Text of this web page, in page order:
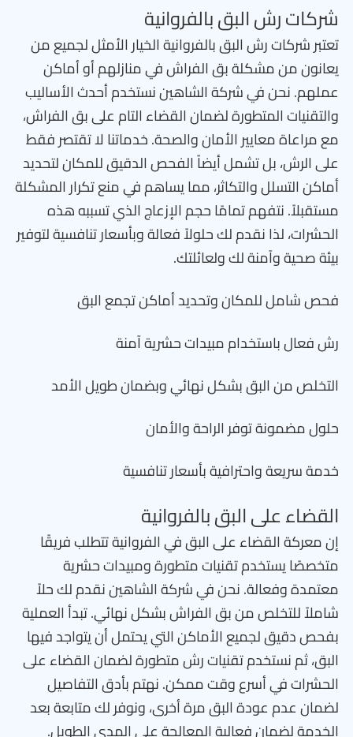
شركات رش البق بالفروانية
تعتبر شركات رش البق بالفروانية الخيار الأمثل لجميع من
يعانون من مشكلة بق الفراش في منازلهم أو أماكن
عملهم. نحن في شركة الشاهين نستخدم أحدث الأساليب
والتقنيات المتطورة لضمان القضاء التام على بق الفراش،
مع مراعاة معايير الأمان والصحة. خدماتنا لا تقتصر فقط
على الرش، بل تشمل أيضاً الفحص الدقيق للمكان لتحديد
أماكن التسلل والتكاثر، مما يساهم في منع تكرار المشكلة
مستقبلاً. نتفهم تمامًا حجم الإزعاج الذي تسببه هذه
الحشرات، لذا نقدم لك حلولاً فعالة وبأسعار تنافسية لتوفير
بيئة صحية وآمنة لك ولعائلتك.
فحص شامل للمكان وتحديد أماكن تجمع البق
رش فعال باستخدام مبيدات حشرية آمنة
التخلص من البق بشكل نهائي وبضمان طويل الأمد
حلول مضمونة توفر الراحة والأمان
خدمة سريعة واحترافية بأسعار تنافسية
القضاء على البق بالفروانية
إن معركة القضاء على البق في الفروانية تتطلب فريقًا
متخصصًا يستخدم تقنيات متطورة ومبيدات حشرية
معتمدة وفعالة. نحن في شركة الشاهين نقدم لك حلاً
شاملاً للتخلص من بق الفراش بشكل نهائي. تبدأ العملية
بفحص دقيق لجميع الأماكن التي يحتمل أن يتواجد فيها
البق، ثم نستخدم تقنيات رش متطورة لضمان القضاء على
الحشرات في أسرع وقت ممكن. نهتم بأدق التفاصيل
لضمان عدم عودة البق مرة أخرى، ونوفر لك متابعة بعد
الخدمة لضمان فعالية المعالجة على المدى الطويل.